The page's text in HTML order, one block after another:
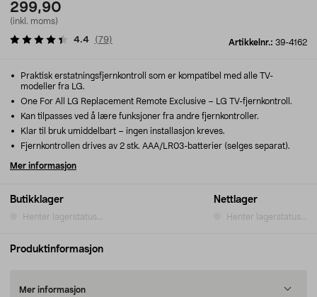
299,90
(inkl. moms)
Artikkelnr.: 39-4162
4.4 (79)
Butikklager
Henter lagerstatus...
Nettlager
Henter lagerstatus...
Praktisk erstatningsfjernkontroll som er kompatibel med alle TV-
modeller fra LG.
One For All LG Replacement Remote Exclusive – LG TV-fjernkontroll.
Kan tilpasses ved å lære funksjoner fra andre fjernkontroller.
Klar til bruk umiddelbart – ingen installasjon kreves.
Fjernkontrollen drives av 2 stk. AAA/LR03-batterier (selges separat).
Mer informasjon
Produktinformasjon
Mer informasjon